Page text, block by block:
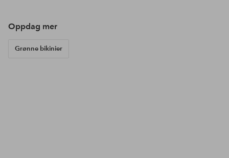
Oppdag mer
Grønne bikinier